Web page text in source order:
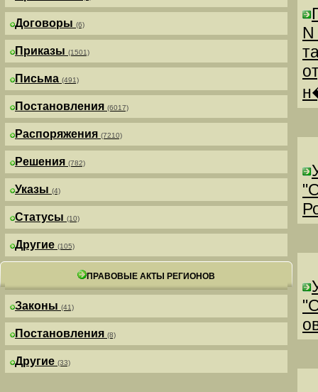
Договоры (6)
Приказы (1501)
Письма (491)
Постановления (6017)
Распоряжения (7210)
Решения (782)
Указы (4)
Статусы (10)
Другие (105)
ПРАВОВЫЕ АКТЫ РЕГИОНОВ
Законы (41)
Постановления (8)
Другие (33)